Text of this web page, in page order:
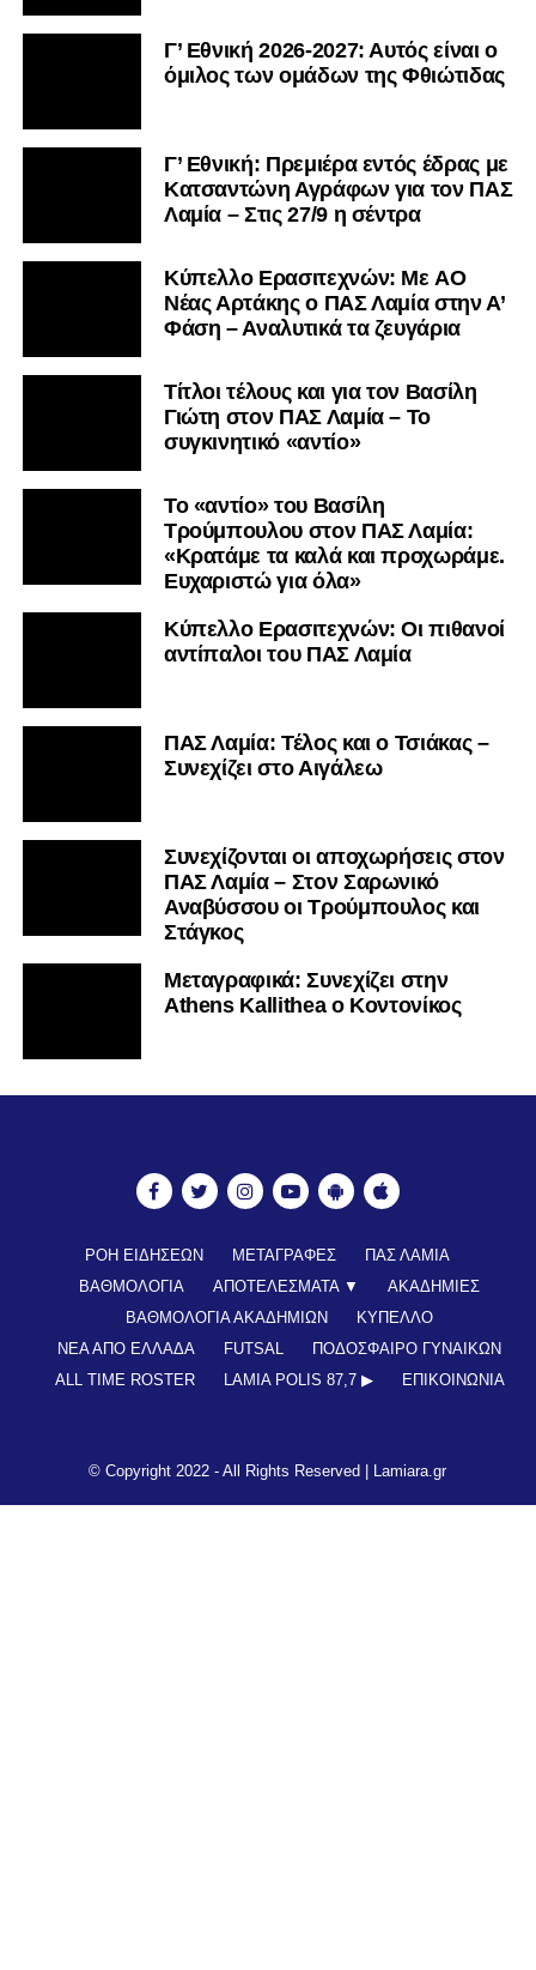
Γ’ Εθνική 2026-2027: Αυτός είναι ο
όμιλος των ομάδων της Φθιώτιδας
Γ’ Εθνική: Πρεμιέρα εντός έδρας με
Κατσαντώνη Αγράφων για τον ΠΑΣ
Λαμία – Στις 27/9 η σέντρα
Kύπελλο Ερασιτεχνών: Με AO
Nέας Αρτάκης ο ΠΑΣ Λαμία στην Α’
Φάση – Αναλυτικά τα ζευγάρια
Τίτλοι τέλους και για τον Βασίλη
Γιώτη στον ΠΑΣ Λαμία – Το
συγκινητικό «αντίο»
Το «αντίο» του Βασίλη
Τρούμπουλου στον ΠΑΣ Λαμία:
«Κρατάμε τα καλά και προχωράμε.
Ευχαριστώ για όλα»
Κύπελλο Ερασιτεχνών: Οι πιθανοί
αντίπαλοι του ΠΑΣ Λαμία
ΠΑΣ Λαμία: Τέλος και ο Τσιάκας –
Συνεχίζει στο Αιγάλεω
Συνεχίζονται οι αποχωρήσεις στον
ΠΑΣ Λαμία – Στον Σαρωνικό
Αναβύσσου οι Τρούμπουλος και
Στάγκος
Mεταγραφικά: Συνεχίζει στην
Athens Kallithea ο Κοντονίκος
ΡΟΗ ΕΙΔΗΣΕΩΝ ΜΕΤΑΓΡΑΦΕΣ
ΠΑΣ ΛΑΜΙΑ
ΒΑΘΜΟΛΟΓΙΑ
ΑΠΟΤΕΛΕΣΜΑΤΑ ▼
ΑΚΑΔΗΜΙΕΣ
ΒΑΘΜΟΛΟΓΙΑ ΑΚΑΔΗΜΙΩΝ
ΚΥΠΕΛΛΟ
ΝΕΑ ΑΠΟ ΕΛΛΑΔΑ
FUTSAL
ΠΟΔΟΣΦΑΙΡΟ ΓΥΝΑΙΚΩΝ
ALL TIME ROSTER
LAMIA POLIS 87,7 ▶︎ ΕΠΙΚΟΙΝΩΝΊΑ
© Copyright 2022 - All Rights Reserved | Lamiara.gr